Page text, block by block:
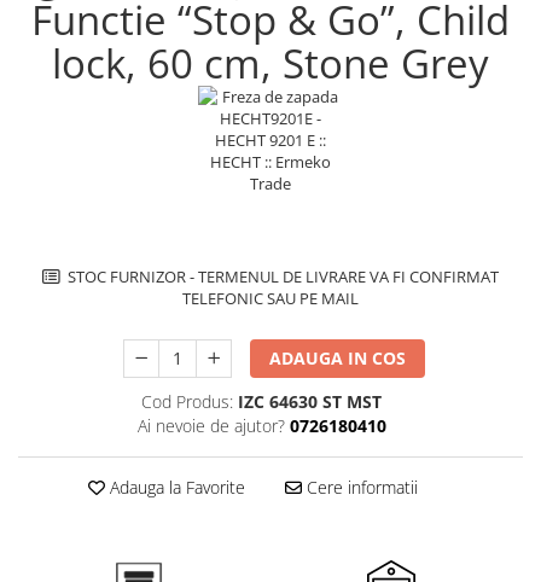
Inductie
Mixte
Plite cu hota integrata
Functie “Stop & Go”, Child
lock, 60 cm, Stone Grey
STOC FURNIZOR - TERMENUL DE LIVRARE VA FI CONFIRMAT
TELEFONIC SAU PE MAIL
ADAUGA IN COS
Cod Produs: IZC 64630 ST MST
Ai nevoie de ajutor? 0726180410
Adauga la Favorite Cere informatii